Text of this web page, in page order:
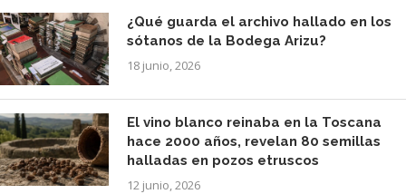
¿Qué guarda el archivo hallado en los
sótanos de la Bodega Arizu?
18 junio, 2026
El vino blanco reinaba en la Toscana
hace 2000 años, revelan 80 semillas
halladas en pozos etruscos
12 junio, 2026